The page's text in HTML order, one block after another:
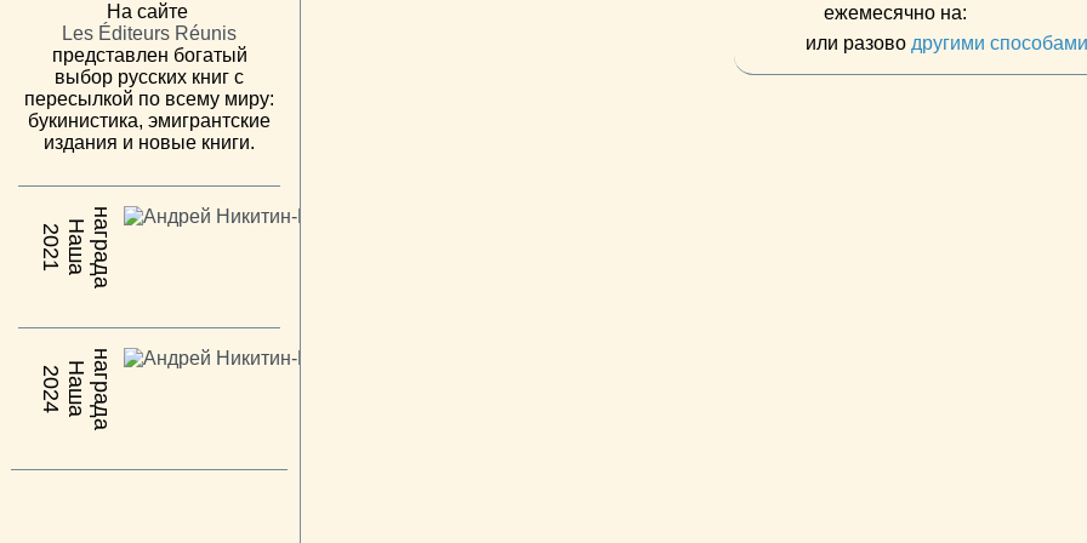
На сайте
Les Éditeurs Réunis
представлен богатый
выбор русских книг с
пересылкой по всему миру:
букинистика, эмигрантские
издания и новые книги.
2021 Н
а
ш
ан
а
г
р
а
да
2024 Н
а
ш
ан
а
г
р
а
да
ежемесячно на:
или разово другими способами